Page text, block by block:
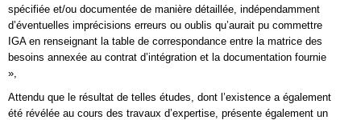
spécifiée et/ou documentée de manière détaillée, indépendamment
d’éventuelles imprécisions erreurs ou oublis qu’aurait pu commettre
IGA en renseignant la table de correspondance entre la matrice des
besoins annexée au contrat d’intégration et la documentation fournie
»,
Attendu que le résultat de telles études, dont l’existence a également
été révélée au cours des travaux d’expertise, présente également un